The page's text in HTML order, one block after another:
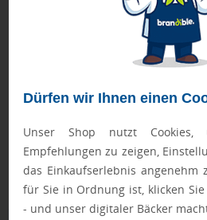
Dürfen wir Ihnen einen
Unser Shop nutzt Cookies,
Empfehlungen zu zeigen,
das Einkaufserlebnis angenehm
für Sie in Ordnung ist, klicken
- und unser digitaler Bäcker
erleichtert und das Auslaufen
Deckel verschließbar, um eine
gewährleisten.Werbeanbringung:
wir Ihr Logo auf den
Marke.
FASTLANE-Artikel werden nach
produziert.